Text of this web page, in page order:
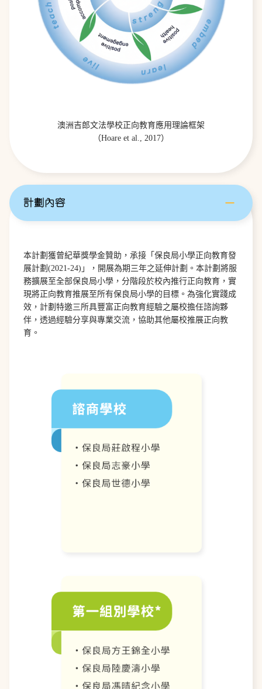
澳洲吉郎文法學校正向教育應用理論框架
（Hoare et al., 2017）
計劃內容
本計劃獲曾紀華獎學金贊助，承接「保良局小學正向教育發
展計劃(2021-24)」，開展為期三年之延伸計劃。本計劃將服
務擴展至全部保良局小學，分階段於校內推行正向教育，實
現將正向教育推展至所有保良局小學的目標。為強化實踐成
效，計劃特邀三所具豐富正向教育經驗之屬校擔任諮詢夥
伴，透過經驗分享與專業交流，協助其他屬校推展正向教
育。